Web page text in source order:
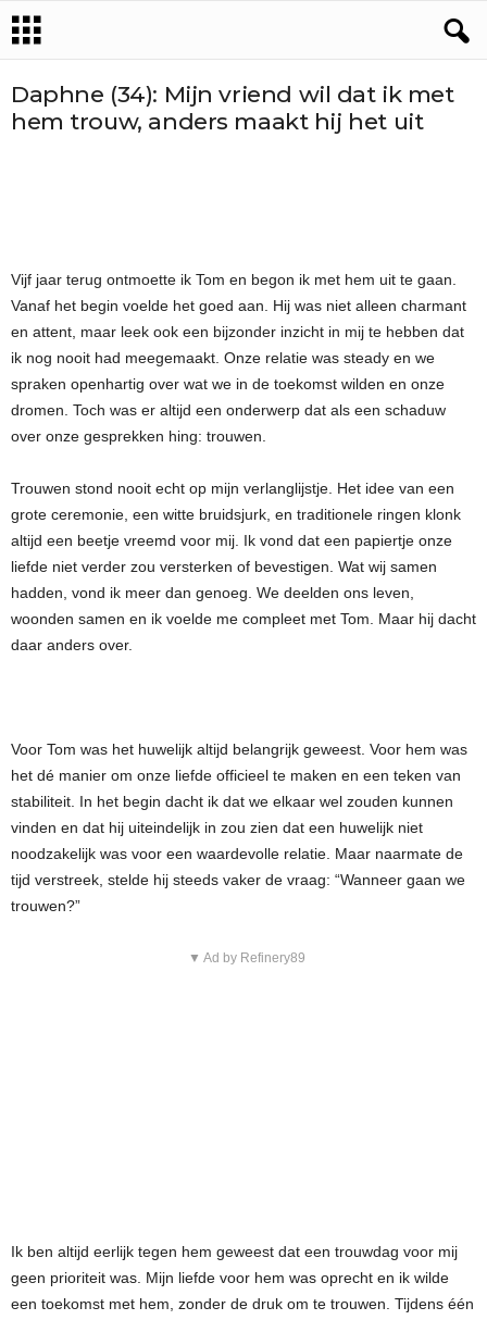
Daphne (34): Mijn vriend wil dat ik met
hem trouw, anders maakt hij het uit
Vijf jaar terug ontmoette ik Tom en begon ik met hem uit te gaan.
Vanaf het begin voelde het goed aan. Hij was niet alleen charmant
en attent, maar leek ook een bijzonder inzicht in mij te hebben dat
ik nog nooit had meegemaakt. Onze relatie was steady en we
spraken openhartig over wat we in de toekomst wilden en onze
dromen. Toch was er altijd een onderwerp dat als een schaduw
over onze gesprekken hing: trouwen.
Trouwen stond nooit echt op mijn verlanglijstje. Het idee van een
grote ceremonie, een witte bruidsjurk, en traditionele ringen klonk
altijd een beetje vreemd voor mij. Ik vond dat een papiertje onze
liefde niet verder zou versterken of bevestigen. Wat wij samen
hadden, vond ik meer dan genoeg. We deelden ons leven,
woonden samen en ik voelde me compleet met Tom. Maar hij dacht
daar anders over.
Voor Tom was het huwelijk altijd belangrijk geweest. Voor hem was
het dé manier om onze liefde officieel te maken en een teken van
stabiliteit. In het begin dacht ik dat we elkaar wel zouden kunnen
vinden en dat hij uiteindelijk in zou zien dat een huwelijk niet
noodzakelijk was voor een waardevolle relatie. Maar naarmate de
tijd verstreek, stelde hij steeds vaker de vraag: “Wanneer gaan we
trouwen?”
▼ Ad by Refinery89
Ik ben altijd eerlijk tegen hem geweest dat een trouwdag voor mij
geen prioriteit was. Mijn liefde voor hem was oprecht en ik wilde
een toekomst met hem, zonder de druk om te trouwen. Tijdens één